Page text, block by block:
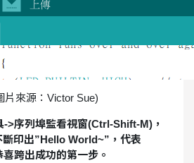
片來源：Victor Sue)
->序列埠監看視窗(Ctrl-Shift-M)，
印出”Hello World~”，代表
跨出成功的第一步。